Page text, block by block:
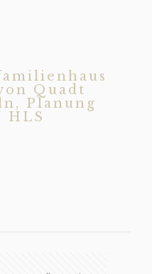
Quadt
Planung
HLS